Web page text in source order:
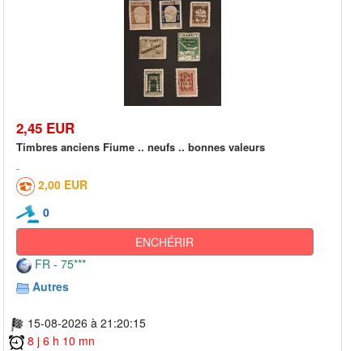
2,45 EUR
Timbres anciens Fiume .. neufs .. bonnes valeurs
2,00 EUR
0
ENCHÉRIR
FR - 75***
Autres
15-08-2026 à 21:20:15
8 j 6 h 10 mn